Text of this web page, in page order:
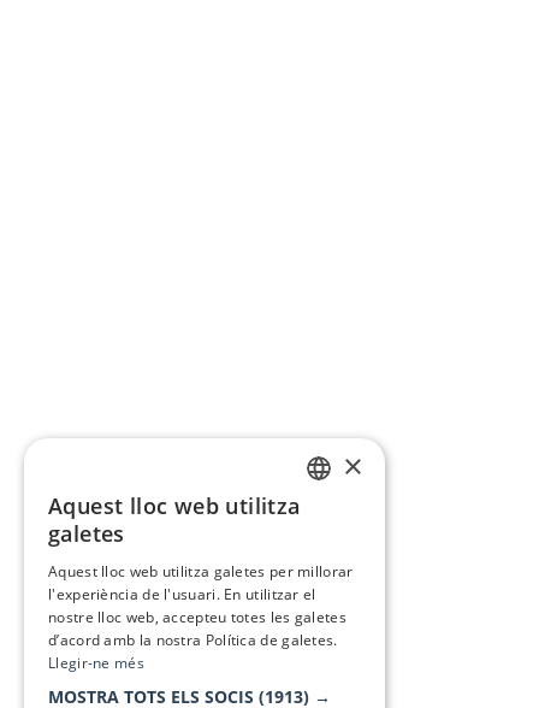
×
Aquest lloc web utilitza
galetes
Aquest lloc web utilitza galetes per millorar
l'experiència de l'usuari. En utilitzar el
nostre lloc web, accepteu totes les galetes
d’acord amb la nostra Política de galetes.
Llegir-ne més
MOSTRA TOTS ELS SOCIS (1913) →